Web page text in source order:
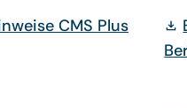
CMS Plus